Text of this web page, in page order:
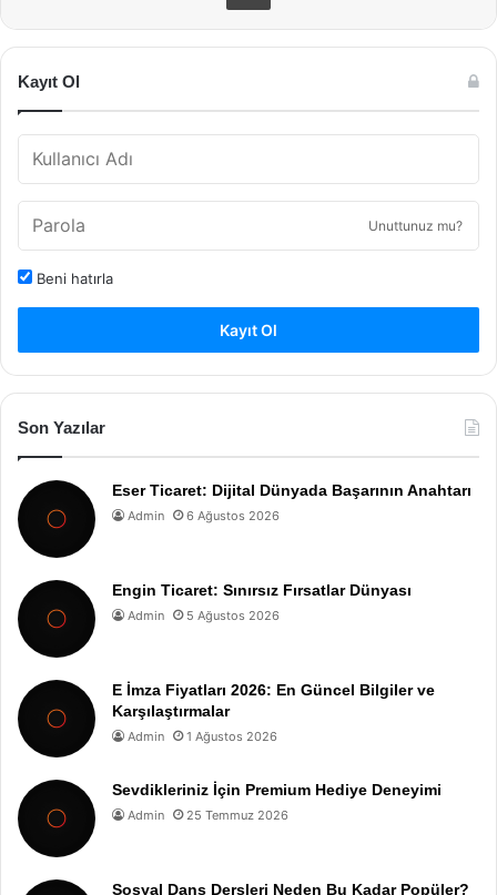
Kayıt Ol
Unuttunuz mu?
Beni hatırla
Kayıt Ol
Son Yazılar
Eser Ticaret: Dijital Dünyada Başarının Anahtarı
Admin 6 Ağustos 2026
Engin Ticaret: Sınırsız Fırsatlar Dünyası
Admin 5 Ağustos 2026
E İmza Fiyatları 2026: En Güncel Bilgiler ve
Karşılaştırmalar
Admin 1 Ağustos 2026
Sevdikleriniz İçin Premium Hediye Deneyimi
Admin 25 Temmuz 2026
Sosyal Dans Dersleri Neden Bu Kadar Popüler?